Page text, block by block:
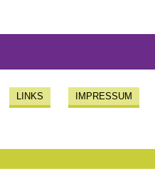
LINKS IMPRESSUM